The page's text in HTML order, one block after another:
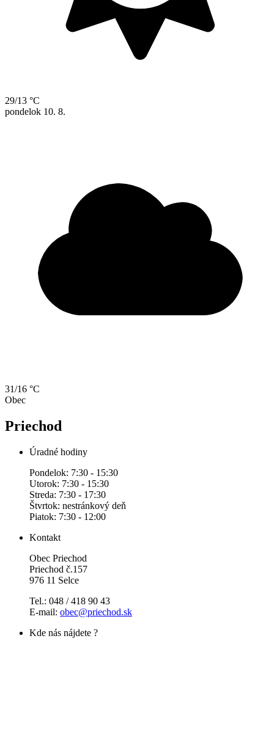
29/13 °C
pondelok 10. 8.
31/16 °C
Obec
Priechod
Úradné hodiny
Pondelok: 7:30 - 15:30
Utorok: 7:30 - 15:30
Streda: 7:30 - 17:30
Štvrtok: nestránkový deň
Piatok: 7:30 - 12:00
Kontakt
Obec Priechod
Priechod č.157
976 11 Selce
Tel.: 048 / 418 90 43
E-mail: obec@priechod.sk
Kde nás nájdete ?